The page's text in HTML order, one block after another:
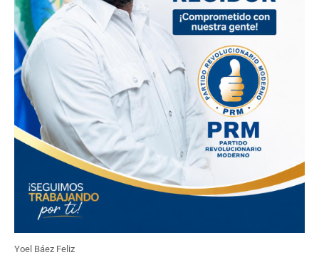
Yoel Báez Feliz